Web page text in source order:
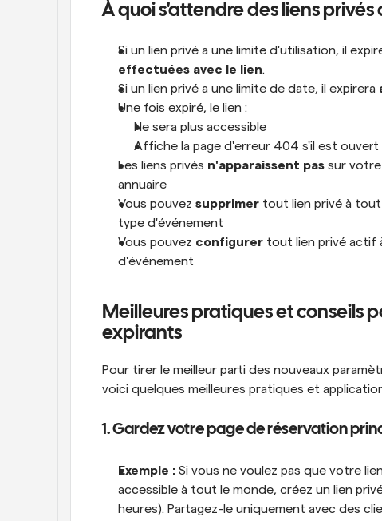
À quoi s'attendre des liens
Si un lien privé a une limite d'utilisation, il
effectuées avec le lien.
Si un lien privé a une limite de date, il expirera
Une fois expiré, le lien :
Ne sera plus accessible
Affiche la page d'erreur 404 s'il est ouvert
Les liens privés n'apparaissent pas sur votre
annuaire
Vous pouvez supprimer tout lien privé à
type d'événement
Vous pouvez configurer tout lien privé actif
d'événement
Meilleures pratiques et conseils
expirants
Pour tirer le meilleur parti des nouveaux
voici quelques meilleures pratiques et
1. Gardez votre page de réservation
Exemple : Si vous ne voulez pas que votre
accessible à tout le monde, créez un lien
heures). Partagez-le uniquement avec des